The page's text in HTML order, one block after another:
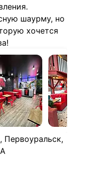
шаурму, но
хочется
Первоуральск,